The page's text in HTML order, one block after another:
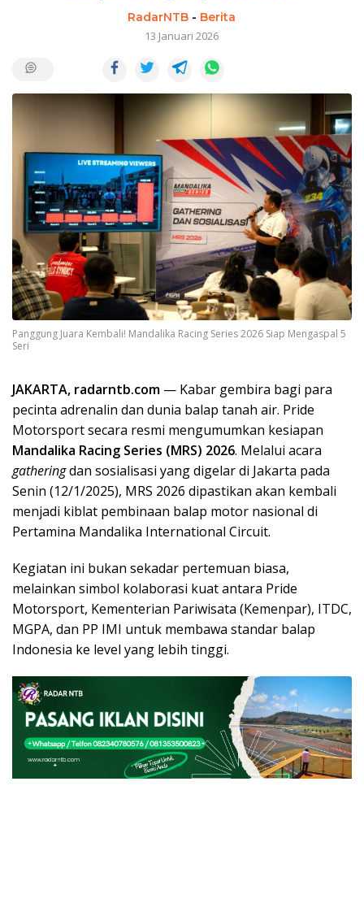
RadarNTB - Berita
13 Januari 2026
Panggung Juara Kembali! Mandalika Racing Series 2026 Siap Mengaspal 5
Seri
JAKARTA, radarntb.com — Kabar gembira bagi para
pecinta adrenalin dan dunia balap tanah air. Pride
Motorsport secara resmi mengumumkan kesiapan
Mandalika Racing Series (MRS) 2026. Melalui acara
gatheringdan sosialisasi yang digelar di Jakarta pada
Senin (12/1/2025), MRS 2026 dipastikan akan kembali
menjadi kiblat pembinaan balap motor nasional di
Pertamina Mandalika International Circuit.
Kegiatan ini bukan sekadar pertemuan biasa,
melainkan simbol kolaborasi kuat antara Pride
Motorsport, Kementerian Pariwisata (Kemenpar), ITDC,
MGPA, dan PP IMI untuk membawa standar balap
Indonesia ke level yang lebih tinggi.